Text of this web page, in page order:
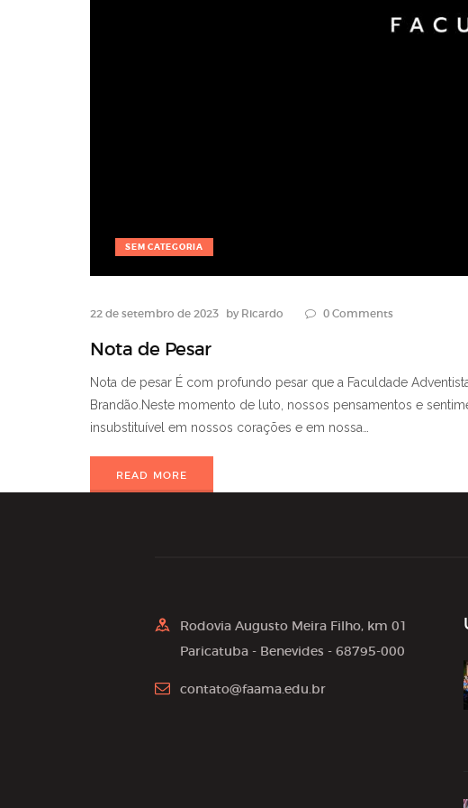
SEM CATEGORIA
22 de setembro de 2023 by Ricardo 0 Comments
Nota de Pesar
Nota de pesar É com profundo pesar que a Faculdade
Brandão.Neste momento de luto, nossos pensamentos e
insubstituível em nossos corações e em nossa…
READ MORE
Rodovia Augusto Meira Filho, km 01
Paricatuba - Benevides - 68795-000
contato@faama.edu.br